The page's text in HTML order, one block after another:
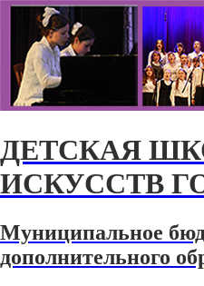
ДЕТСКАЯ
ИСКУССТВ
Муниципальное
дополнительного